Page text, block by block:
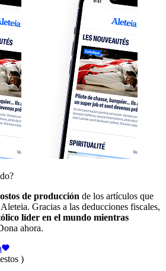
de producción de los artículos que
Gracias a las deducciones fiscales,
líder en el mundo mientras
ahora.
)